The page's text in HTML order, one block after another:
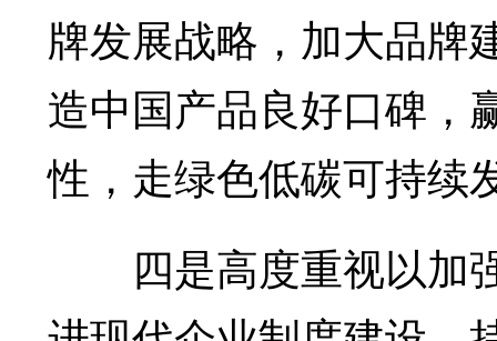
牌发展战略，加大品牌
造中国产品良好口碑，
性，走绿色低碳可持续
四是高度重视以加